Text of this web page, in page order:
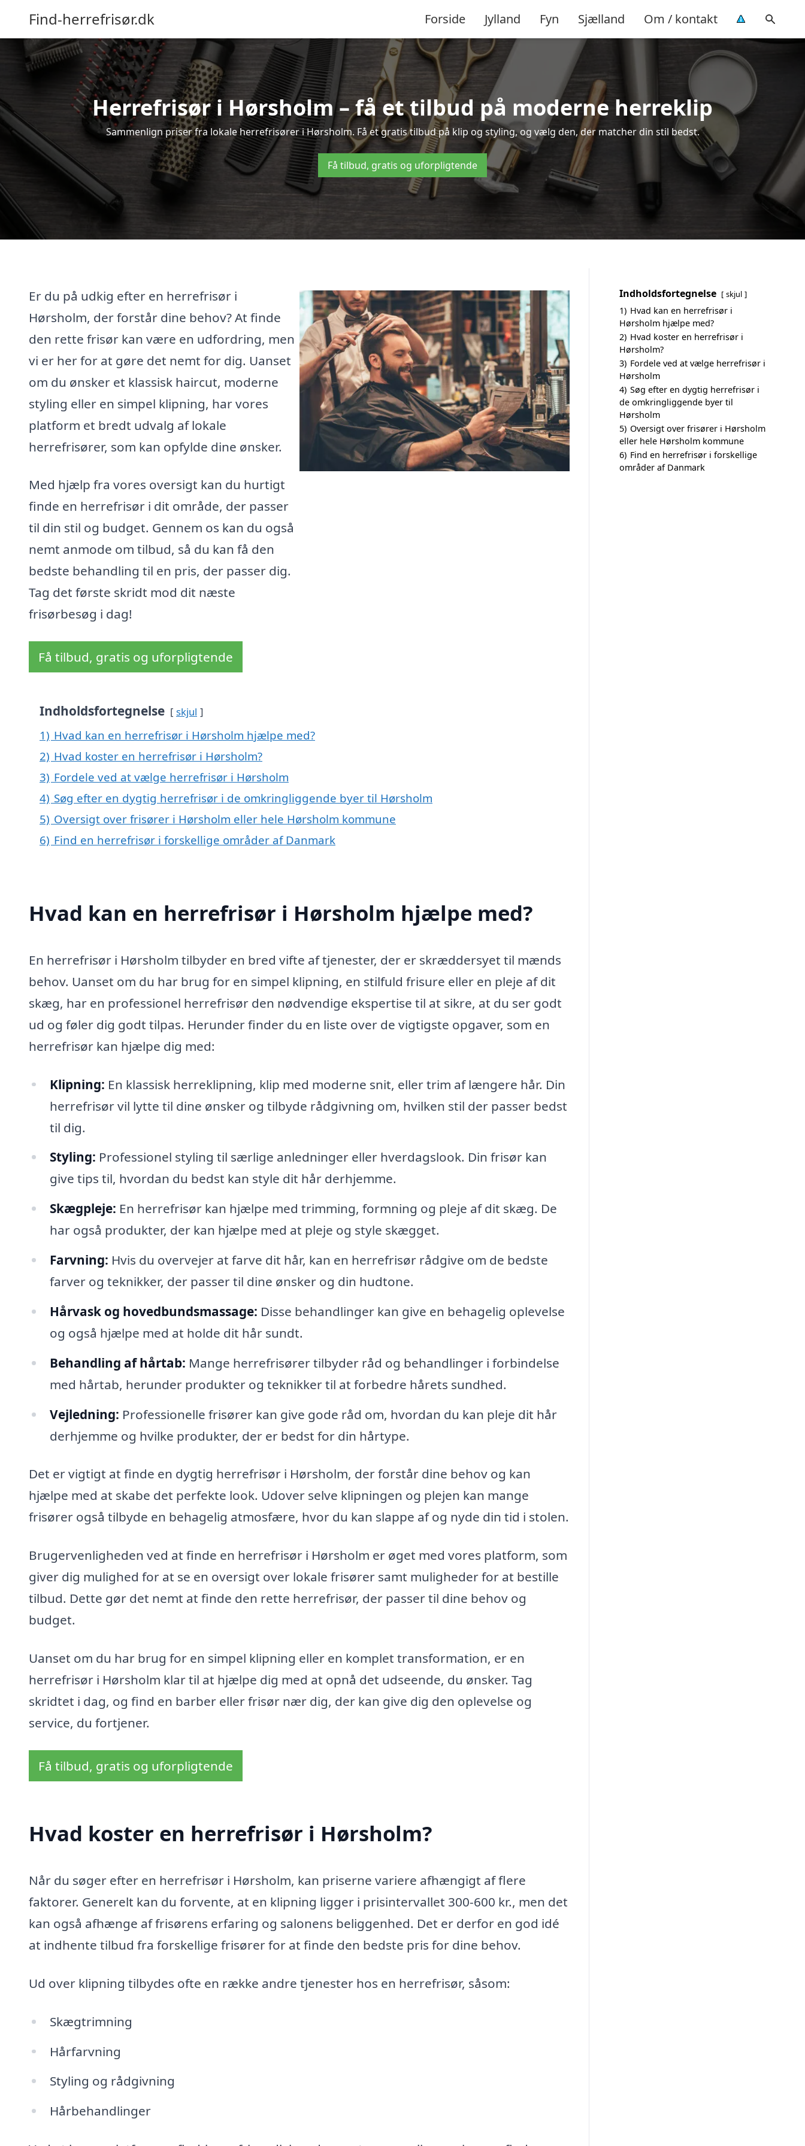
Find-herrefrisør.dk Forside Jylland Fyn Sjælland Om / kontakt
Herrefrisør i Hørsholm – få et tilbud på moderne herreklip
Sammenlign priser fra lokale herrefrisører i Hørsholm. Få et gratis tilbud på klip og styling, og vælg den, der matcher din stil bedst.
Få tilbud, gratis og uforpligtende
Er du på udkig efter en herrefrisør i
Hørsholm, der forstår dine behov? At finde
den rette frisør kan være en udfordring, men
vi er her for at gøre det nemt for dig. Uanset
om du ønsker et klassisk haircut, moderne
styling eller en simpel klipning, har vores
platform et bredt udvalg af lokale
herrefrisører, som kan opfylde dine ønsker.
Med hjælp fra vores oversigt kan du hurtigt
finde en herrefrisør i dit område, der passer
til din stil og budget. Gennem os kan du også
nemt anmode om tilbud, så du kan få den
bedste behandling til en pris, der passer dig.
Tag det første skridt mod dit næste
frisørbesøg i dag!
Få tilbud, gratis og uforpligtende
Indholdsfortegnelse skjul
1) Hvad kan en herrefrisør i Hørsholm hjælpe med?
2) Hvad koster en herrefrisør i Hørsholm?
3) Fordele ved at vælge herrefrisør i Hørsholm
4) Søg efter en dygtig herrefrisør i de omkringliggende byer til Hørsholm
5) Oversigt over frisører i Hørsholm eller hele Hørsholm kommune
6) Find en herrefrisør i forskellige områder af Danmark
Hvad kan en herrefrisør i Hørsholm hjælpe med?
En herrefrisør i Hørsholm tilbyder en bred vifte af tjenester, der er skræddersyet til mænds
behov. Uanset om du har brug for en simpel klipning, en stilfuld frisure eller en pleje af dit
skæg, har en professionel herrefrisør den nødvendige ekspertise til at sikre, at du ser godt
ud og føler dig godt tilpas. Herunder finder du en liste over de vigtigste opgaver, som en
herrefrisør kan hjælpe dig med:
Klipning: En klassisk herreklipning, klip med moderne snit, eller trim af længere hår. Din
herrefrisør vil lytte til dine ønsker og tilbyde rådgivning om, hvilken stil der passer bedst
til dig.
Styling: Professionel styling til særlige anledninger eller hverdagslook. Din frisør kan
give tips til, hvordan du bedst kan style dit hår derhjemme.
Skægpleje: En herrefrisør kan hjælpe med trimming, formning og pleje af dit skæg. De
har også produkter, der kan hjælpe med at pleje og style skægget.
Farvning: Hvis du overvejer at farve dit hår, kan en herrefrisør rådgive om de bedste
farver og teknikker, der passer til dine ønsker og din hudtone.
Hårvask og hovedbundsmassage: Disse behandlinger kan give en behagelig oplevelse
og også hjælpe med at holde dit hår sundt.
Behandling af hårtab: Mange herrefrisører tilbyder råd og behandlinger i forbindelse
med hårtab, herunder produkter og teknikker til at forbedre hårets sundhed.
Vejledning: Professionelle frisører kan give gode råd om, hvordan du kan pleje dit hår
derhjemme og hvilke produkter, der er bedst for din hårtype.
Det er vigtigt at finde en dygtig herrefrisør i Hørsholm, der forstår dine behov og kan
hjælpe med at skabe det perfekte look. Udover selve klipningen og plejen kan mange
frisører også tilbyde en behagelig atmosfære, hvor du kan slappe af og nyde din tid i stolen.
Brugervenligheden ved at finde en herrefrisør i Hørsholm er øget med vores platform, som
giver dig mulighed for at se en oversigt over lokale frisører samt muligheder for at bestille
tilbud. Dette gør det nemt at finde den rette herrefrisør, der passer til dine behov og
budget.
Uanset om du har brug for en simpel klipning eller en komplet transformation, er en
herrefrisør i Hørsholm klar til at hjælpe dig med at opnå det udseende, du ønsker. Tag
skridtet i dag, og find en barber eller frisør nær dig, der kan give dig den oplevelse og
service, du fortjener.
Få tilbud, gratis og uforpligtende
Hvad koster en herrefrisør i Hørsholm?
Når du søger efter en herrefrisør i Hørsholm, kan priserne variere afhængigt af flere
faktorer. Generelt kan du forvente, at en klipning ligger i prisintervallet 300-600 kr., men det
kan også afhænge af frisørens erfaring og salonens beliggenhed. Det er derfor en god idé
at indhente tilbud fra forskellige frisører for at finde den bedste pris for dine behov.
Ud over klipning tilbydes ofte en række andre tjenester hos en herrefrisør, såsom:
Skægtrimning
Hårfarvning
Styling og rådgivning
Hårbehandlinger
Indholdsfortegnelse skjul
1) Hvad kan en herrefrisør i
Hørsholm hjælpe med?
2) Hvad koster en herrefrisør i
Hørsholm?
3) Fordele ved at vælge herrefrisør i
Hørsholm
4) Søg efter en dygtig herrefrisør i
de omkringliggende byer til
Hørsholm
5) Oversigt over frisører i Hørsholm
eller hele Hørsholm kommune
6) Find en herrefrisør i forskellige
områder af Danmark